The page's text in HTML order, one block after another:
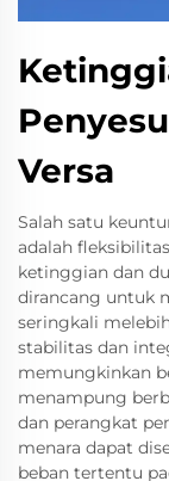
Versa
Salah satu
adalah
ketinggian dan
dirancang untuk
seringkali
stabilitas dan
memungkinkan
menampung
dan perangkat
menara dapat
beban tertentu